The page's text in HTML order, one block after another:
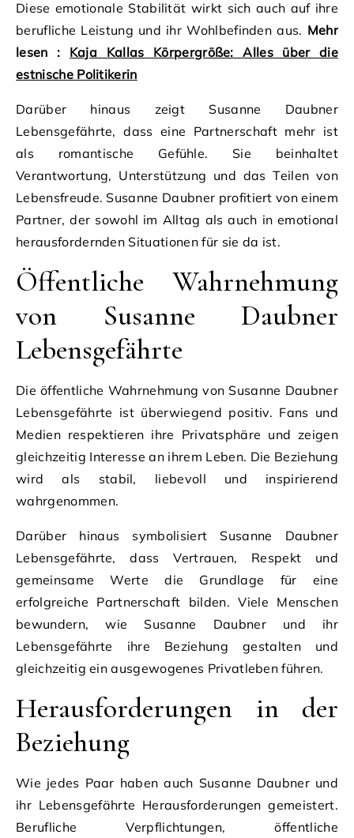
Diese emotionale Stabilität wirkt sich auch auf ihre
berufliche Leistung und ihr Wohlbefinden aus. Mehr
lesen : Kaja Kallas Körpergröße: Alles über die
estnische Politikerin
Darüber hinaus zeigt Susanne Daubner
Lebensgefährte, dass eine Partnerschaft mehr ist
als romantische Gefühle. Sie beinhaltet
Verantwortung, Unterstützung und das Teilen von
Lebensfreude. Susanne Daubner profitiert von einem
Partner, der sowohl im Alltag als auch in emotional
herausfordernden Situationen für sie da ist.
Öffentliche Wahrnehmung
von Susanne Daubner
Lebensgefährte
Die öffentliche Wahrnehmung von Susanne Daubner
Lebensgefährte ist überwiegend positiv. Fans und
Medien respektieren ihre Privatsphäre und zeigen
gleichzeitig Interesse an ihrem Leben. Die Beziehung
wird als stabil, liebevoll und inspirierend
wahrgenommen.
Darüber hinaus symbolisiert Susanne Daubner
Lebensgefährte, dass Vertrauen, Respekt und
gemeinsame Werte die Grundlage für eine
erfolgreiche Partnerschaft bilden. Viele Menschen
bewundern, wie Susanne Daubner und ihr
Lebensgefährte ihre Beziehung gestalten und
gleichzeitig ein ausgewogenes Privatleben führen.
Herausforderungen in der
Beziehung
Wie jedes Paar haben auch Susanne Daubner und
ihr Lebensgefährte Herausforderungen gemeistert.
Berufliche Verpflichtungen, öffentliche